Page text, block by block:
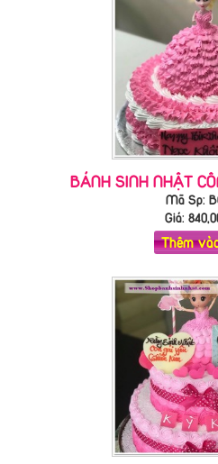
BÁNH SINH NHẬT
Mã Sp:
Giá:
Thêm